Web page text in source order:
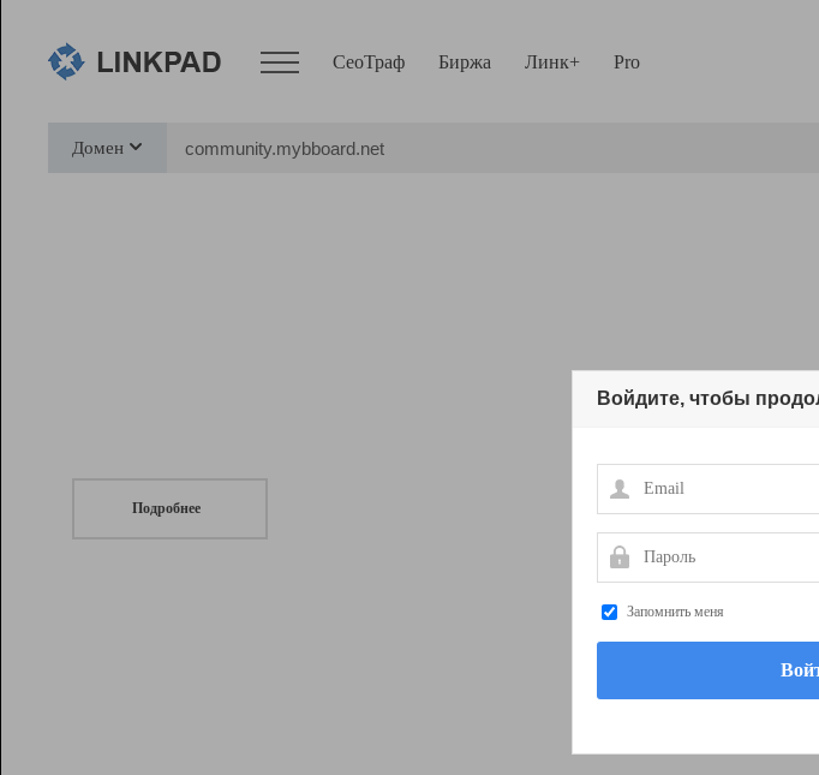
СеоТраф Биржа Линк+ Pro
Домен
Подробнее
Войдите, чтобы
Email
Пароль
Запомнить меня